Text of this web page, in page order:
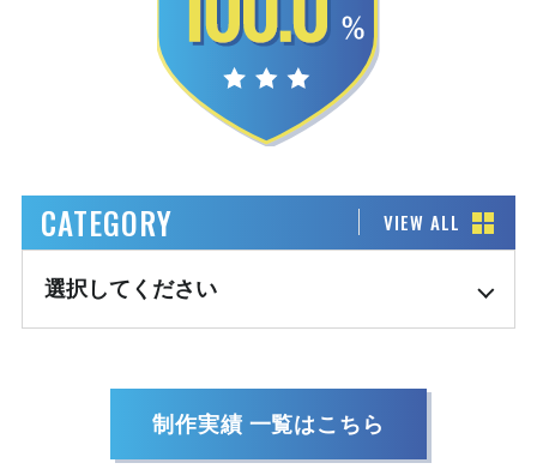
CATEGORY VIEW ALL
制作実績 一覧はこちら